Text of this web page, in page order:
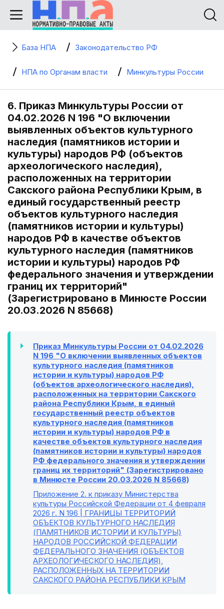
База НПА Законодательство РФ
НПА по Органам власти Минкультуры России
6. Приказ Минкультуры России от
04.02.2026 N 196 "О включении
выявленных объектов культурного
наследия (памятников истории и
культуры) народов РФ (объектов
археологического наследия),
расположенных на территории
Сакского района Республики Крым, в
единый государственный реестр
объектов культурного наследия
(памятников истории и культуры)
народов РФ в качестве объектов
культурного наследия (памятников
истории и культуры) народов РФ
федерального значения и утверждении
границ их территорий"
(Зарегистрировано в Минюсте России
20.03.2026 N 85668)
Приказ Минкультуры России от 04.02.2026
N 196 "О включении выявленных объектов
культурного наследия (памятников
истории и культуры) народов РФ
(объектов археологического наследия),
расположенных на территории Сакского
района Республики Крым, в единый
государственный реестр объектов
культурного наследия (памятников
истории и культуры) народов РФ в
качестве объектов культурного наследия
(памятников истории и культуры) народов
РФ федерального значения и утверждении
границ их территорий" (Зарегистрировано
в Минюсте России 20.03.2026 N 85668)
Приложение 2. к приказу Министерства
культуры Российской Федерации от 4 февраля
2026 г. N 196 | ГРАНИЦЫ ТЕРРИТОРИЙ
ОБЪЕКТОВ КУЛЬТУРНОГО НАСЛЕДИЯ
(ПАМЯТНИКОВ ИСТОРИИ И КУЛЬТУРЫ)
НАРОДОВ РОССИЙСКОЙ ФЕДЕРАЦИИ
ФЕДЕРАЛЬНОГО ЗНАЧЕНИЯ (ОБЪЕКТОВ
АРХЕОЛОГИЧЕСКОГО НАСЛЕДИЯ),
РАСПОЛОЖЕННЫХ НА ТЕРРИТОРИИ
САКСКОГО РАЙОНА РЕСПУБЛИКИ КРЫМ